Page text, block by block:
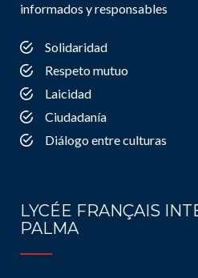
informados y responsables
Solidaridad
Respeto mutuo
Laicidad
Ciudadanía
Diálogo entre culturas
LYCÉE FRANÇAIS
PALMA